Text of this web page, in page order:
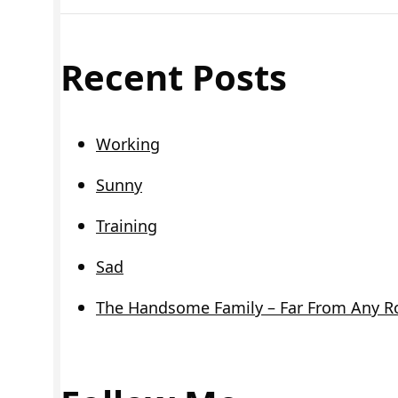
Recent Posts
Working
Sunny
Training
Sad
The Handsome Family – Far From Any